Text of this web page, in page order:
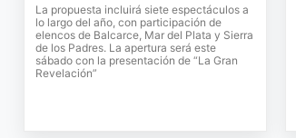
La propuesta incluirá siete espectáculos a
lo largo del año, con participación de
elencos de Balcarce, Mar del Plata y Sierra
de los Padres. La apertura será este
sábado con la presentación de “La Gran
Revelación”